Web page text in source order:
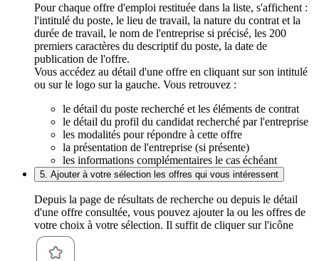
Pour chaque offre d'emploi restituée dans la liste, s'affichent :
l'intitulé du poste, le lieu de travail, la nature du contrat et la
durée de travail, le nom de l'entreprise si précisé, les 200
premiers caractères du descriptif du poste, la date de
publication de l'offre.
Vous accédez au détail d'une offre en cliquant sur son intitulé
ou sur le logo sur la gauche. Vous retrouvez :
le détail du poste recherché et les éléments de contrat
le détail du profil du candidat recherché par l'entreprise
les modalités pour répondre à cette offre
la présentation de l'entreprise (si présente)
les informations complémentaires le cas échéant
5. Ajouter à votre sélection les offres qui vous intéressent
Depuis la page de résultats de recherche ou depuis le détail
d'une offre consultée, vous pouvez ajouter la ou les offres de
votre choix à votre sélection. Il suffit de cliquer sur l'icône